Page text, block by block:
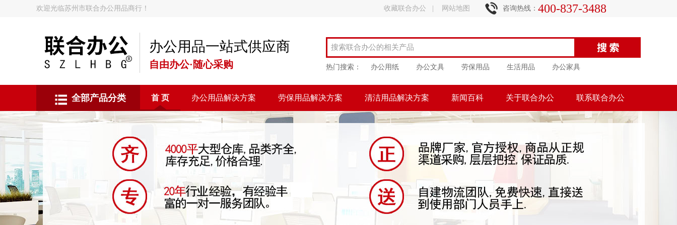
欢迎光临苏州市联合办公用品商行！ 收藏联合办公 网站地图 咨询热线： 400-837-3488
办公用品一站式供应商
自由办公·随心采购 热门搜索： 办公用纸 办公文具 劳保用品 生活用品 办公家具
全部产品分类 首 页 办公用品解决方案 劳保用品解决方案 清洁用品解决方案 新闻百科 关于联合办公 联系联合办公